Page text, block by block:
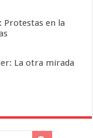
Protestas en la
La otra mirada